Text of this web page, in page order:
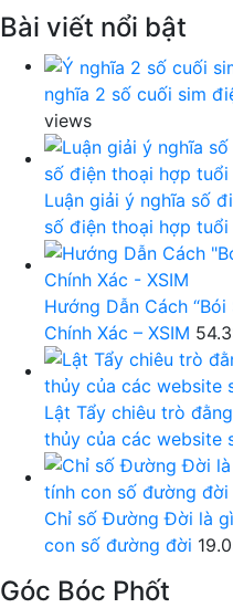
Bài viết nổi bật
nghĩa 2 số cuối sim
views
Luận giải ý nghĩa số
số điện thoại hợp tuổi
Hướng Dẫn Cách
Chính Xác – XSIM
Lật Tẩy chiêu trò
thủy của các website
Chỉ số Đường Đời là
con số đường đời
Góc Bóc Phốt